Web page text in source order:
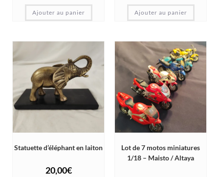
Ajouter au panier Ajouter au panier
Statuette d’éléphant en laiton
20,00€
Lot de 7 motos miniatures
1/18 – Maisto / Altaya